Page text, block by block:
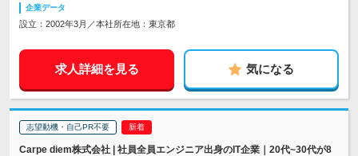
企業データ
設立：2002年3月／本社所在地：東京都
求人詳細を見る 気になる
志望動機・自己PR不要
Carpe diem株式会社 | 社員全員エンジニア出身のIT企業｜20代~30代が8